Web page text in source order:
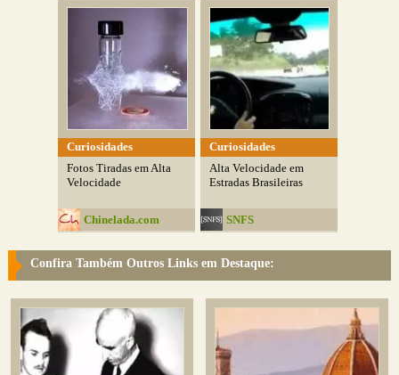
Curiosidades
Fotos Tiradas em Alta
Velocidade
Chinelada.com
Curiosidades
Alta Velocidade em
Estradas Brasileiras
SNFS
Confira Também Outros Links em Destaque: